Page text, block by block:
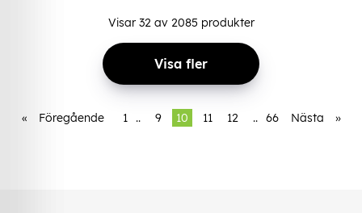
Visar 32av 2085 produkter
Visa fler
« Föregående 1 .. 9 10 11 12 .. 66 Nästa »